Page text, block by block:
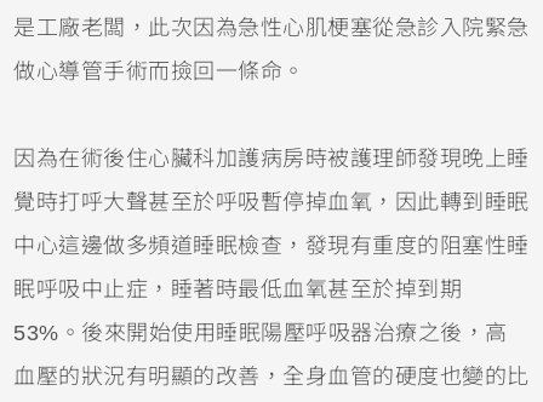
是工廠老闆，此次因為急性心肌梗塞從急診入院緊急
做心導管手術而撿回一條命。
因為在術後住心臟科加護病房時被護理師發現晚上睡
覺時打呼大聲甚至於呼吸暫停掉血氧，因此轉到睡眠
中心這邊做多頻道睡眠檢查，發現有重度的阻塞性睡
眠呼吸中止症，睡著時最低血氧甚至於掉到期
53%。後來開始使用睡眠陽壓呼吸器治療之後，高
血壓的狀況有明顯的改善，全身血管的硬度也變的比